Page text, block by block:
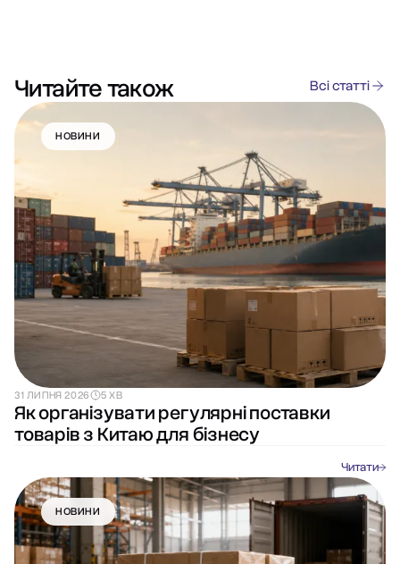
Читайте також Всі статті
НОВИНИ
31 ЛИПНЯ 2026 5 ХВ
Як організувати регулярні поставки
товарів з Китаю для бізнесу
Читати
НОВИНИ